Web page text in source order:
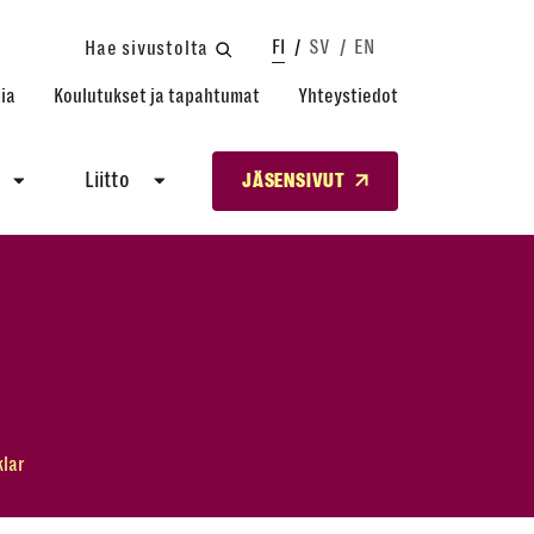
Hae sivustolta FI SV EN
Koulutukset ja tapahtumat Yhteystiedot
Liitto JÄSENSIVUT